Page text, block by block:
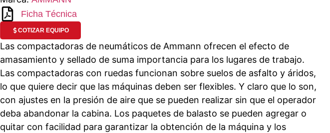
Ficha Técnica
COTIZAR EQUIPO
Las compactadoras de neumáticos de Ammann ofrecen el efecto de
amasamiento y sellado de suma importancia para los lugares de trabajo.
Las compactadoras con ruedas funcionan sobre suelos de asfalto y áridos,
lo que quiere decir que las máquinas deben ser flexibles. Y claro que lo son,
con ajustes en la presión de aire que se pueden realizar sin que el operador
deba abandonar la cabina. Los paquetes de balasto se pueden agregar o
quitar con facilidad para garantizar la obtención de la máquina y los